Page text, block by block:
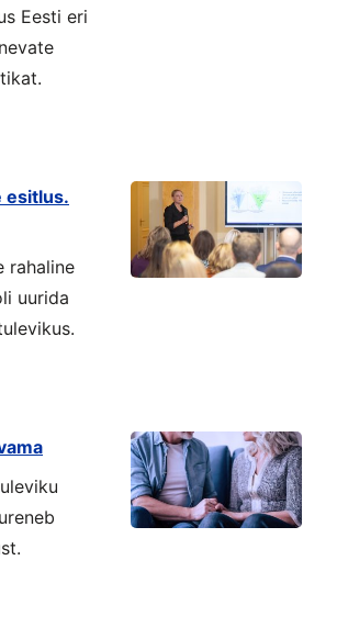
Eesti eri
esitlus.
rahaline
uurida